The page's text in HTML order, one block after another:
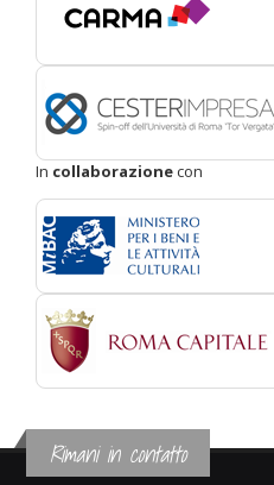
In collaborazionecon
Rimani in contatto